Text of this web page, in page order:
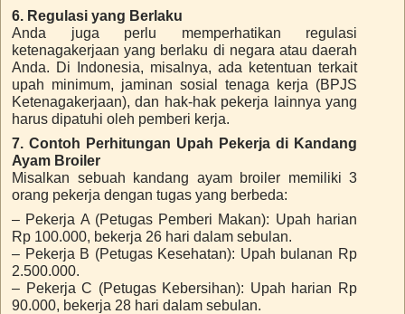
6. Regulasi yang Berlaku
Anda juga perlu memperhatikan regulasi
ketenagakerjaan yang berlaku di negara atau daerah
Anda. Di Indonesia, misalnya, ada ketentuan terkait
upah minimum, jaminan sosial tenaga kerja (BPJS
Ketenagakerjaan), dan hak-hak pekerja lainnya yang
harus dipatuhi oleh pemberi kerja.
7. Contoh Perhitungan Upah Pekerja di Kandang
Ayam Broiler
Misalkan sebuah kandang ayam broiler memiliki 3
orang pekerja dengan tugas yang berbeda:
– Pekerja A (Petugas Pemberi Makan): Upah harian
Rp 100.000, bekerja 26 hari dalam sebulan.
– Pekerja B (Petugas Kesehatan): Upah bulanan Rp
2.500.000.
– Pekerja C (Petugas Kebersihan): Upah harian Rp
90.000, bekerja 28 hari dalam sebulan.